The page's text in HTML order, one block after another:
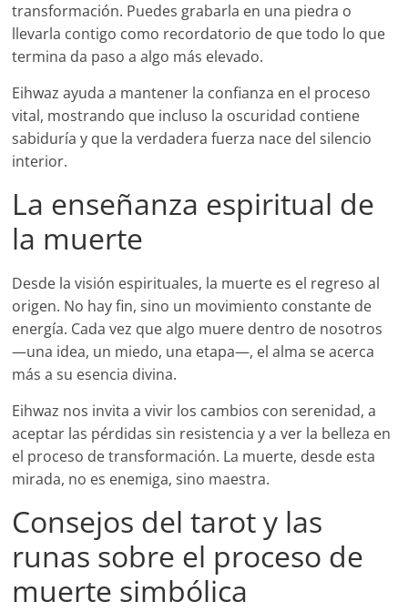
transformación. Puedes grabarla en una piedra o
llevarla contigo como recordatorio de que todo lo que
termina da paso a algo más elevado.
Eihwaz ayuda a mantener la confianza en el proceso
vital, mostrando que incluso la oscuridad contiene
sabiduría y que la verdadera fuerza nace del silencio
interior.
La enseñanza espiritual de
la muerte
Desde la visión espirituales, la muerte es el regreso al
origen. No hay fin, sino un movimiento constante de
energía. Cada vez que algo muere dentro de nosotros
—una idea, un miedo, una etapa—, el alma se acerca
más a su esencia divina.
Eihwaz nos invita a vivir los cambios con serenidad, a
aceptar las pérdidas sin resistencia y a ver la belleza en
el proceso de transformación. La muerte, desde esta
mirada, no es enemiga, sino maestra.
Consejos del tarot y las
runas sobre el proceso de
muerte simbólica